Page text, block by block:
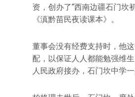
资，创办了“西南边疆石门坎
《滇黔苗民夜读课本》。
董事会没有经费支持时，他
配，以保证人人都能勉强维
人民政府接办，石门坎中学